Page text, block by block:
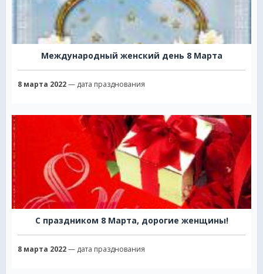
Международный женский день 8 Марта
8 марта 2022— дата празднования
С праздником 8 Марта, дорогие женщины!
8 марта 2022— дата празднования